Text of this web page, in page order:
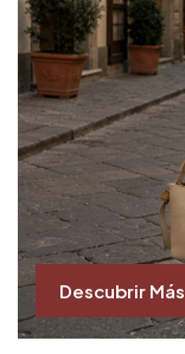
Descubrir Más